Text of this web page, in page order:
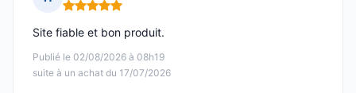
Note : 5 sur 5
Publié le 02/08/2026 à 08h19
suite à un achat du 17/07/2026
Site fiable et bon produit.